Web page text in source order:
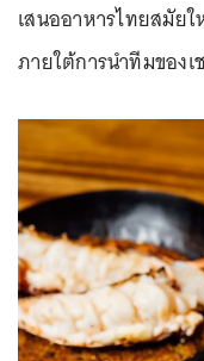
เสนออาหารไทยสมัย
ภายใต้การนำทีมขอ